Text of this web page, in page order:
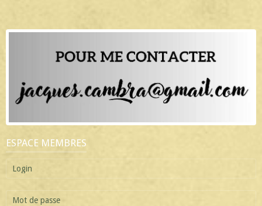
ESPACE MEMBRES